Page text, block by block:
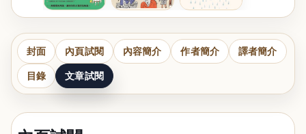
封面 內頁試閱 內容簡介 作者簡介 譯者簡介
目錄 文章試閱